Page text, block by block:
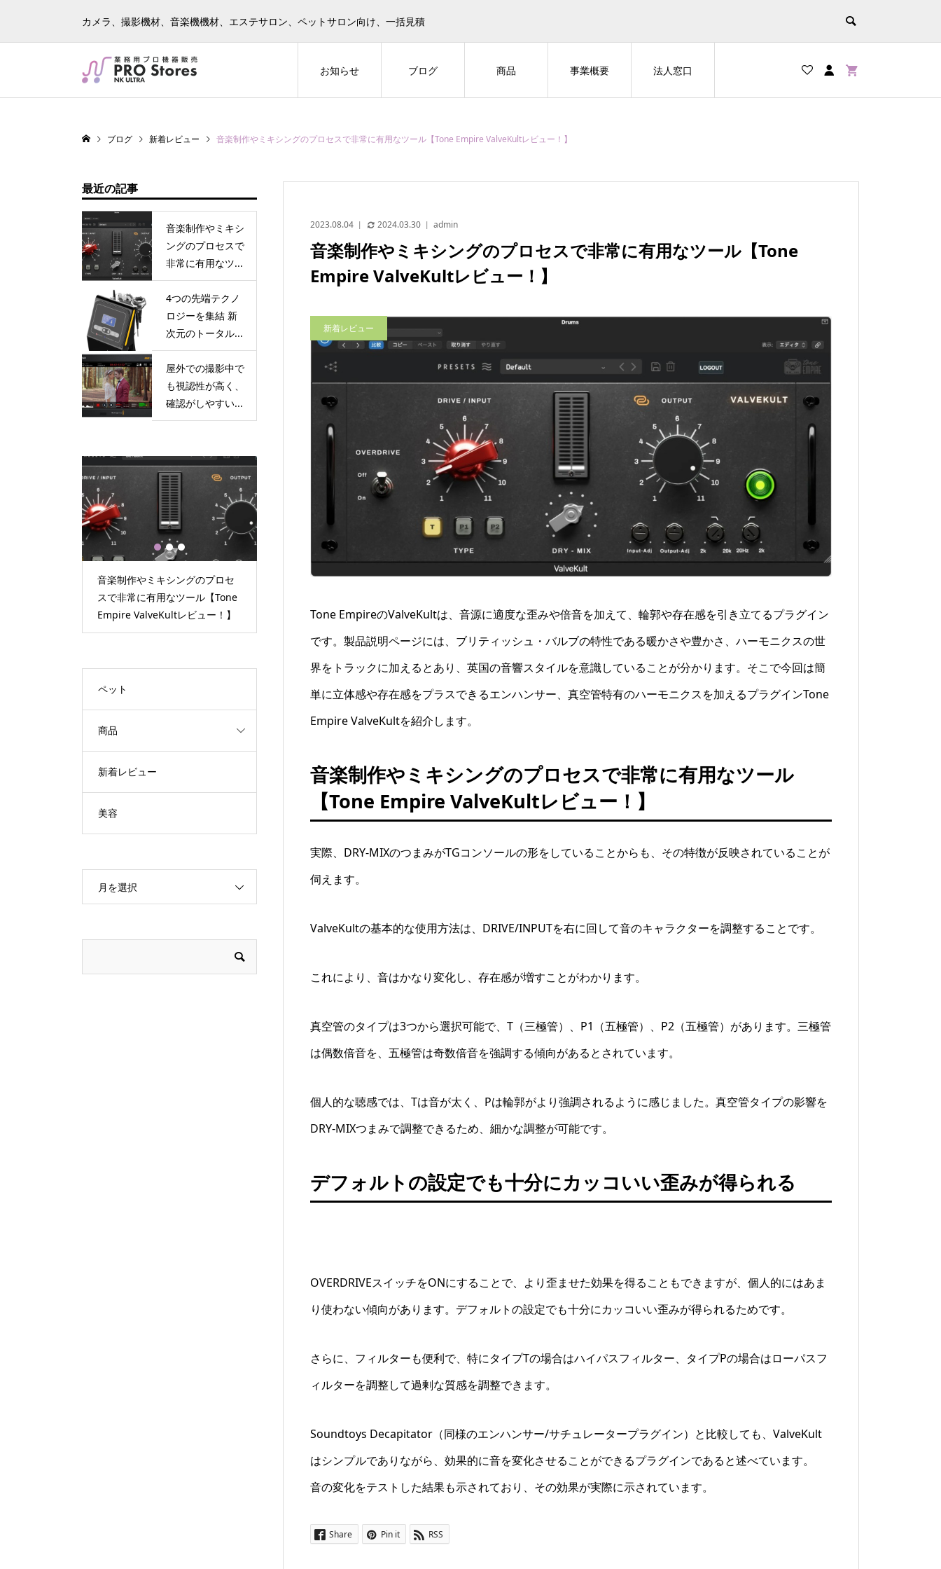
カメラ、撮影機材、音楽機機材、エステサロン、ペットサロン向け、一括見積
お知らせ ブログ 商品 事業概要 法人窓口
ブログ 新着レビュー 音楽制作やミキシングのプロセスで非常に有用なツール【Tone Empire ValveKultレビュー！】
2023.08.04 2024.03.30 admin
音楽制作やミキシングのプロセスで非常に有用なツール【Tone
Empire ValveKultレビュー！】
新着レビュー
Tone EmpireのValveKultは、音源に適度な歪みや倍音を加えて、輪郭や存在感を引き立てるプラグイン
です。製品説明ページには、ブリティッシュ・バルブの特性である暖かさや豊かさ、ハーモニクスの世
界をトラックに加えるとあり、英国の音響スタイルを意識していることが分かります。そこで今回は簡
単に立体感や存在感をプラスできるエンハンサー、真空管特有のハーモニクスを加えるプラグインTone
Empire ValveKultを紹介します。
音楽制作やミキシングのプロセスで非常に有用なツール
【Tone Empire ValveKultレビュー！】
実際、DRY-MIXのつまみがTGコンソールの形をしていることからも、その特徴が反映されていることが
伺えます。
ValveKultの基本的な使用方法は、DRIVE/INPUTを右に回して音のキャラクターを調整することです。
これにより、音はかなり変化し、存在感が増すことがわかります。
真空管のタイプは3つから選択可能で、T（三極管）、P1（五極管）、P2（五極管）があります。三極管
は偶数倍音を、五極管は奇数倍音を強調する傾向があるとされています。
個人的な聴感では、Tは音が太く、Pは輪郭がより強調されるように感じました。真空管タイプの影響を
DRY-MIXつまみで調整できるため、細かな調整が可能です。
デフォルトの設定でも十分にカッコいい歪みが得られる
OVERDRIVEスイッチをONにすることで、より歪ませた効果を得ることもできますが、個人的にはあま
り使わない傾向があります。デフォルトの設定でも十分にカッコいい歪みが得られるためです。
さらに、フィルターも便利で、特にタイプTの場合はハイパスフィルター、タイプPの場合はローパスフ
ィルターを調整して過剰な質感を調整できます。
Soundtoys Decapitator（同様のエンハンサー/サチュレータープラグイン）と比較しても、ValveKult
はシンプルでありながら、効果的に音を変化させることができるプラグインであると述べています。
音の変化をテストした結果も示されており、その効果が実際に示されています。
Share Pin it RSS
最近の記事
音楽制作やミキシ
ングのプロセスで
非常に有用なツ...
4つの先端テクノ
ロジーを集結 新
次元のトータル...
屋外での撮影中で
も視認性が高く、
確認がしやすい...
音楽制作やミキシングのプロセ
スで非常に有用なツール【Tone
Empire ValveKultレビュー！】
4つの先端テクノロジーを集結
RCE CUTTER（フォースカッタ...
屋外での撮影中でも視認性が高
gicDesign HYPERD/AVIDA12/...
音楽制作やミキシングのプロセ
Empire ValveKultレビュー！】
1 2 3
ペット
商品
新着レビュー
美容
月を選択